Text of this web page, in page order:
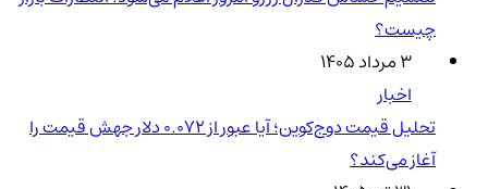
چیست؟
۳ مرداد ۱۴۰۵
اخبار
تحلیل قیمت دوج‌کوین؛ آیا عبور از ۰.۰۷۲ دلار جهش قیمت را
آغاز می‌کند؟